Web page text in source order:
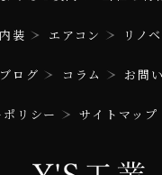
内装 エアコン リノ
ブログ コラム お問
リシー サイトマップ